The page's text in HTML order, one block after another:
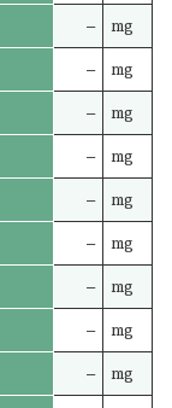
– mg
– mg
– mg
– mg
– mg
– mg
– mg
– mg
– mg